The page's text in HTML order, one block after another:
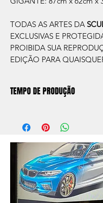
TODAS AS ARTES DA
EXCLUSIVAS E
PROIBIDA SUA
EDIÇÃO PARA
TEMPO DE PRODUÇÃO
aprox. 5 dias úteis, após a
compra.
Após a produçao,
no endereço que nos for
compra ou
caso seja sua opção de